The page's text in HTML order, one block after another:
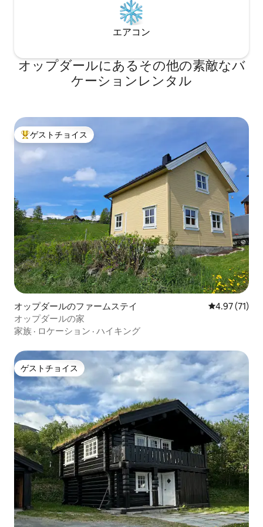
エアコン
オップダールにあるその他の素敵なバ
ケーションレンタル
大好評のゲストチョイスです。
ゲストチョイス
オップダールのファームステイ レビュー71
4.97 (71)
オップダールの家
家族 · ロケーション · ハイキング
ゲストチョイス
ゲストチョイス